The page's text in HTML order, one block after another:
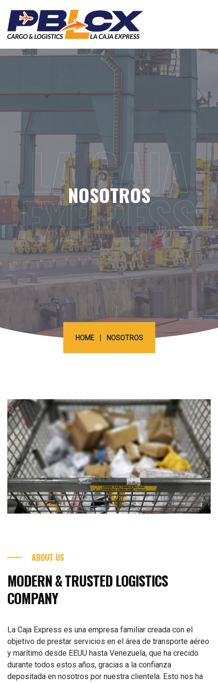
content
NOSOTROS
HOME | NOSOTROS
LA CAJA
EXPRESS
ABOUT US
MODERN & TRUSTED LOGISTICS
COMPANY
La Caja Express es una empresa familiar creada con el
objetivo de prestar servicios en el área de transporte aéreo
y marítimo desde EEUU hasta Venezuela, que ha crecido
durante todos estos años, gracias a la confianza
depositada en nosotros por nuestra clientela. Esto nos ha